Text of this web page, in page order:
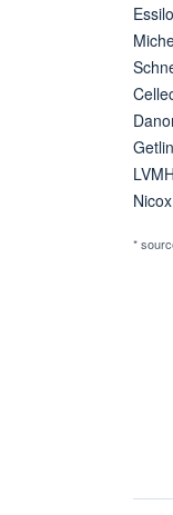
LVMH
Nicox
*